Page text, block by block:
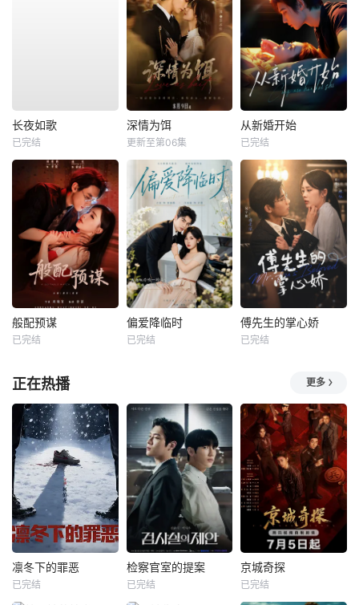
长夜如歌
已完结
深情为饵
更新至第06集
从新婚开始
已完结
般配预谋
已完结
偏爱降临时
已完结
傅先生的掌心娇
已完结
正在热播 更多
凛冬下的罪恶
已完结
检察官室的提案
已完结
京城奇探
已完结